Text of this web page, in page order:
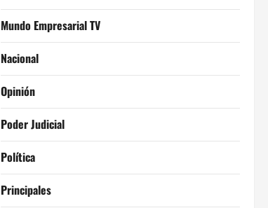
Mundo Empresarial TV
Nacional
Opinión
Poder Judicial
Política
Principales